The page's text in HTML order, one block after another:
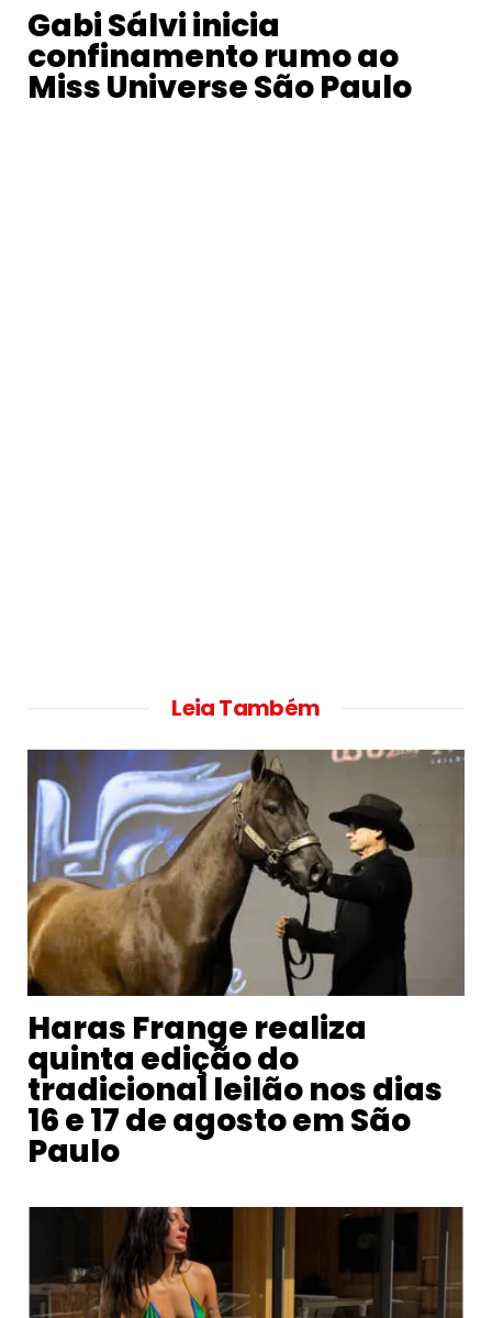
Gabi Sálvi inicia
confinamento rumo ao
Miss Universe São Paulo
Leia Também
Haras Frange realiza
quinta edição do
tradicional leilão nos dias
16 e 17 de agosto em São
Paulo